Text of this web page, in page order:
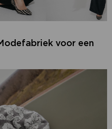
voor een